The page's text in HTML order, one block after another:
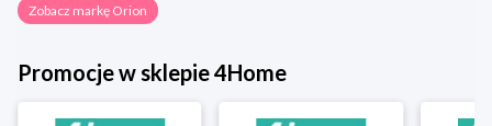
Zobacz markę Orion
Promocje w sklepie 4Home